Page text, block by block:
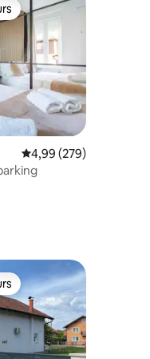
les plus aimés
Note moyenne de
4,99 (279)
les plus aimés